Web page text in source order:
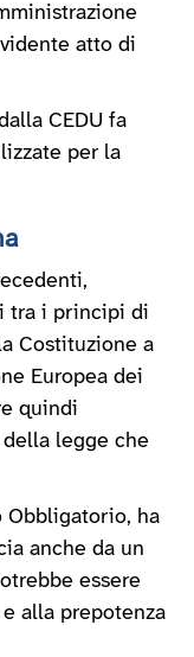
atto di
CEDU fa
per la
tra i principi di
Costituzione a
Europea dei
quindi
della legge che
Obbligatorio, ha
anche da un
essere
alla prepotenza